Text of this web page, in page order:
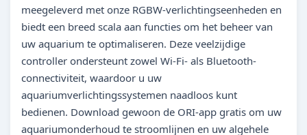
meegeleverd met onze RGBW-verlichtingseenheden en
biedt een breed scala aan functies om het beheer van
uw aquarium te optimaliseren. Deze veelzijdige
controller ondersteunt zowel Wi-Fi- als Bluetooth-
connectiviteit, waardoor u uw
aquariumverlichtingssystemen naadloos kunt
bedienen. Download gewoon de ORI-app gratis om uw
aquariumonderhoud te stroomlijnen en uw algehele